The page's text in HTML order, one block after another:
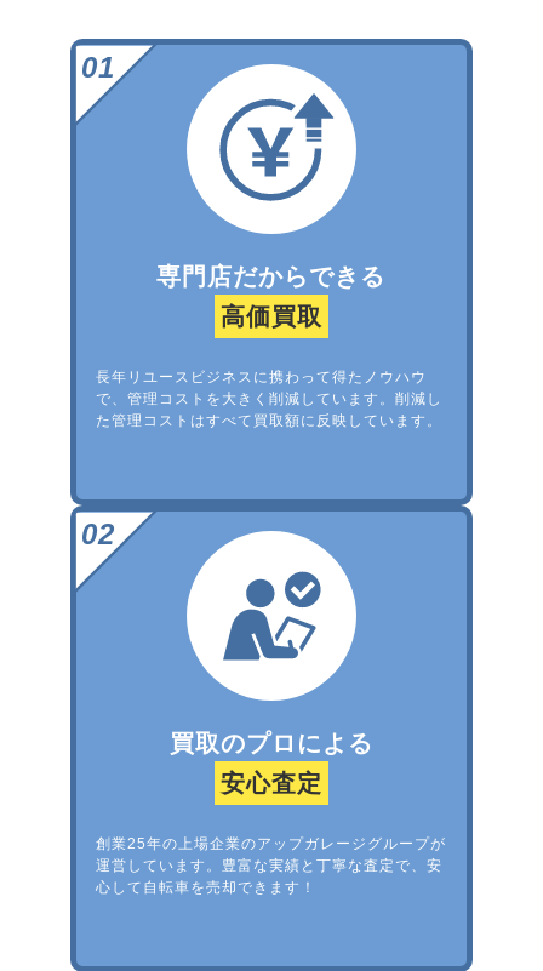
専門店だからできる
高価買取
長年リユースビジネスに携わって得たノウハウ
で、管理コストを大きく削減しています。削減し
た管理コストはすべて買取額に反映しています。
買取のプロによる
安心査定
創業25年の上場企業のアップガレージグループが
運営しています。豊富な実績と丁寧な査定で、安
心して自転車を売却できます！